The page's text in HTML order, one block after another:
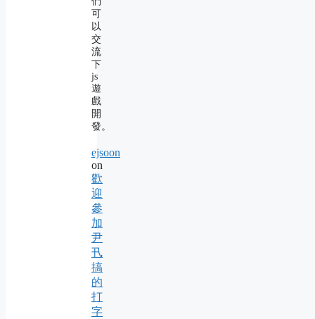
可
以
交
流
下
js
遊
戲
開
發。
ejsoon
on
歡
迎
參
加
尹
卂
搞
的
打
字